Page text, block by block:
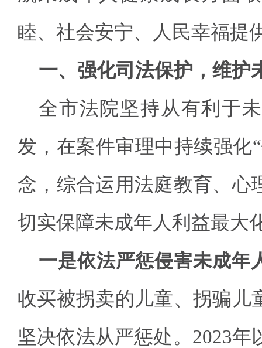
睦、社会安宁、人民幸福提
一、强化司法保护，维护
全市法院坚持从有利于
发，在案件审理中持续强化
念，综合运用法庭教育、心
切实保障未成年人利益最大
一是依法严惩侵害未成年
收买被拐卖的儿童、拐骗儿
坚决依法从严惩处。2023年